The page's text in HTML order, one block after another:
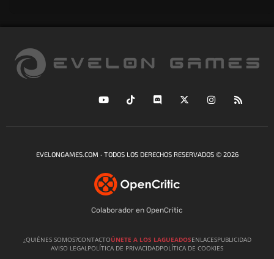
EVELONGAMES.COM · TODOS LOS DERECHOS RESERVADOS © 2026
Colaborador en OpenCritic
¿QUIÉNES SOMOS?CONTACTOÚNETE A LOS LAGUEADOSENLACESPUBLICIDAD
AVISO LEGALPOLÍTICA DE PRIVACIDADPOLÍTICA DE COOKIES